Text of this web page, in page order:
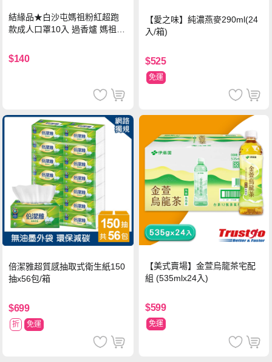
結緣品★白沙屯媽祖粉紅超跑
款成人口罩10入 過香爐 媽祖加
$140
【愛之味】純濃燕麥290ml(24
入/箱)
$525
免運
倍潔雅超質感抽取式衛生紙150
抽x56包/箱
$699
折 免運
【美式賣場】金萱烏龍茶宅配
組 (535mlx24入)
$599
免運